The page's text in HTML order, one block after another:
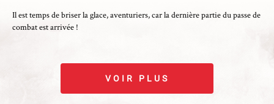
Il est temps de briser la glace, aventuriers, car la dernière partie du passe de
combat est arrivée !
VOIR PLUS